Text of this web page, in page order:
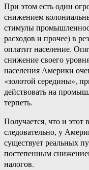
При этом есть один
снижением
стимулы
расходов и прочее) в
оплатит население.
снижение своего
населения Америки
«золотой середины»,
действовать на
терпеть.
Получается, что и этот
следовательно, у
существует реальных
постепенным
налогов.